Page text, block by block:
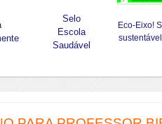
Selo
Escola
Saudável
Eco-Eixo!